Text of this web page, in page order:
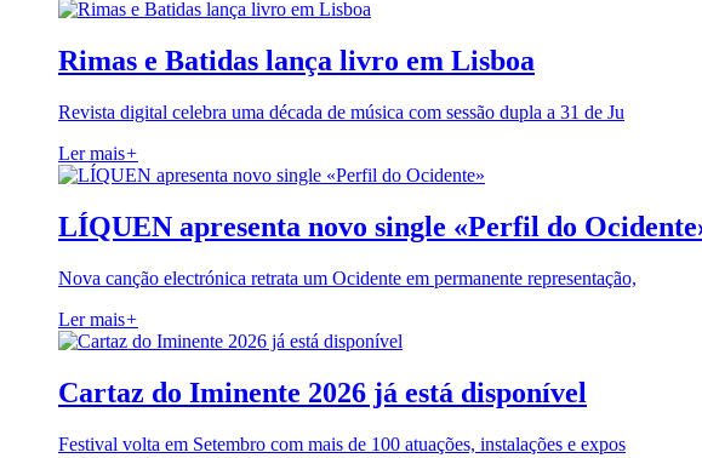
Rimas e Batidas lança livro em Lisboa
Revista digital celebra uma década de música com sessão dupla a 31 de Ju
Ler mais+
LÍQUEN apresenta novo single «Perfil do
Nova canção electrónica retrata um Ocidente em permanente representação,
Ler mais+
Cartaz do Iminente 2026 já está disponível
Festival volta em Setembro com mais de 100 atuações, instalações e expos